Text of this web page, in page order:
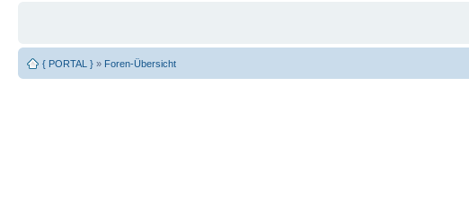
{ PORTAL } » Foren-Übersicht